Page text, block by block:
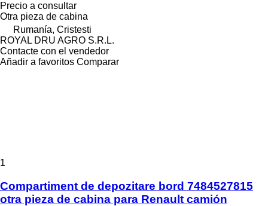
Precio a consultar
Otra pieza de cabina
Rumanía, Cristesti
ROYAL DRU AGRO S.R.L.
Contacte con el vendedor
Añadir a favoritos Comparar
1
Compartiment de depozitare bord 7484527815
otra pieza de cabina para Renault camión